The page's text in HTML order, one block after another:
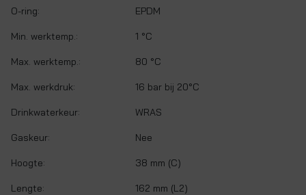
O-ring: EPDM
Min. werktemp.: 1 °C
Max. werktemp.: 80 °C
Max. werkdruk: 16 bar bij 20°C
Drinkwaterkeur: WRAS
Gaskeur: Nee
Hoogte: 38 mm (C)
Lengte: 162 mm (L2)